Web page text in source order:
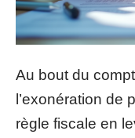
Au bout du
l’exonération de
règle fiscale en